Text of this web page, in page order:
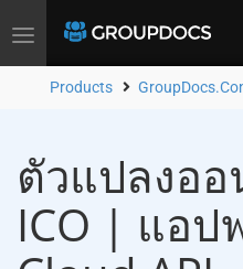
Toggle
Products
ตัวแปลงออ
ICO | แอป